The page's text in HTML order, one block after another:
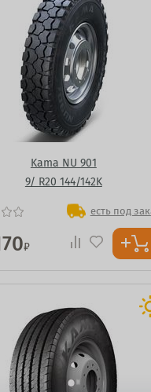
Kama NU 901
9/ R20 144/142K
есть под
₽